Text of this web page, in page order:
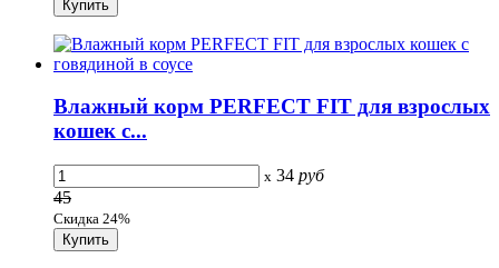
Влажный корм PERFECT FIT для взрослых
кошек с...
x 34 руб
45
Скидка 24%